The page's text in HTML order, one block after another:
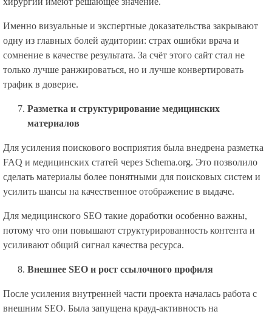
Именно визуальные и экспертные доказательства закрывают
одну из главных болей аудитории: страх ошибки врача и
сомнение в качестве результата. За счёт этого сайт стал не
только лучше ранжироваться, но и лучше конвертировать
трафик в доверие.
Разметка и структурирование медицинских
материалов
Для усиления поискового восприятия была внедрена разметка
FAQ и медицинских статей через Schema.org. Это позволило
сделать материалы более понятными для поисковых систем и
усилить шансы на качественное отображение в выдаче.
Для медицинского SEO такие доработки особенно важны,
потому что они повышают структурированность контента и
усиливают общий сигнал качества ресурса.
Внешнее SEO и рост ссылочного профиля
После усиления внутренней части проекта началась работа с
внешним SEO. Была запущена крауд-активность на